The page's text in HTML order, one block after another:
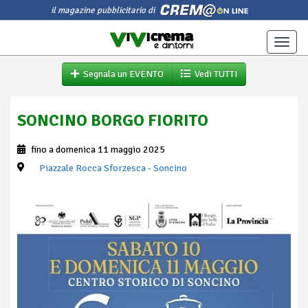
il magazine pubblicitario di
Toggle
Segnala un EVENTO
Vedi TUTTI
SONCINO BORGO FIORITO
fino a domenica 11 maggio 2025
Piazzale Rocca Sforzesca- Soncino